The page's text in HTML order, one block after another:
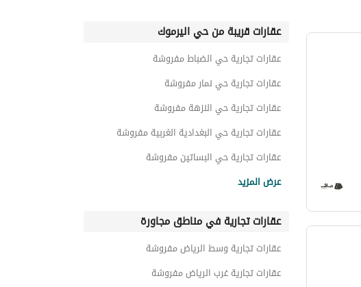
عقارات قريبة من حي اليرموك
عقارات تجارية حي الضباط مفروشة
عقارات تجارية حي نمار مفروشة
عقارات تجارية حي النزهة مفروشة
عقارات تجارية حي البغدادية الغربية مفروشة
عقارات تجارية حي البساتين مفروشة
عرض المزيد
عقارات تجارية في مناطق مجاورة
عقارات تجارية وسط الرياض مفروشة
عقارات تجارية غرب الرياض مفروشة